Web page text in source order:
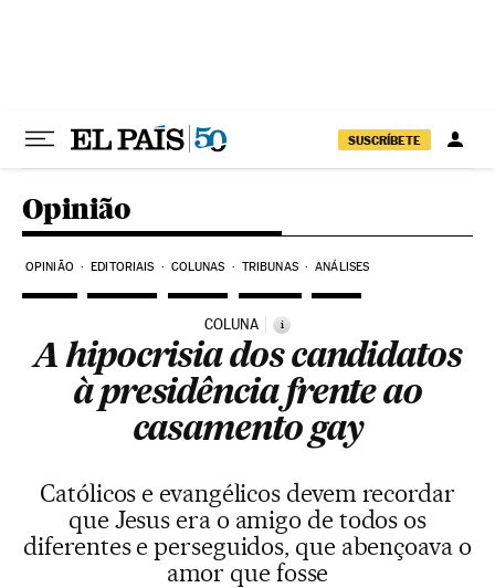
SUSCRÍBETE
Opinião
OPINIÃO EDITORIAIS COLUNAS TRIBUNAS ANÁLISES
COLUNA i
A hipocrisia dos candidatos
à presidência frente ao
casamento gay
Católicos e evangélicos devem recordar
que Jesus era o amigo de todos os
diferentes e perseguidos, que abençoava o
amor que fosse